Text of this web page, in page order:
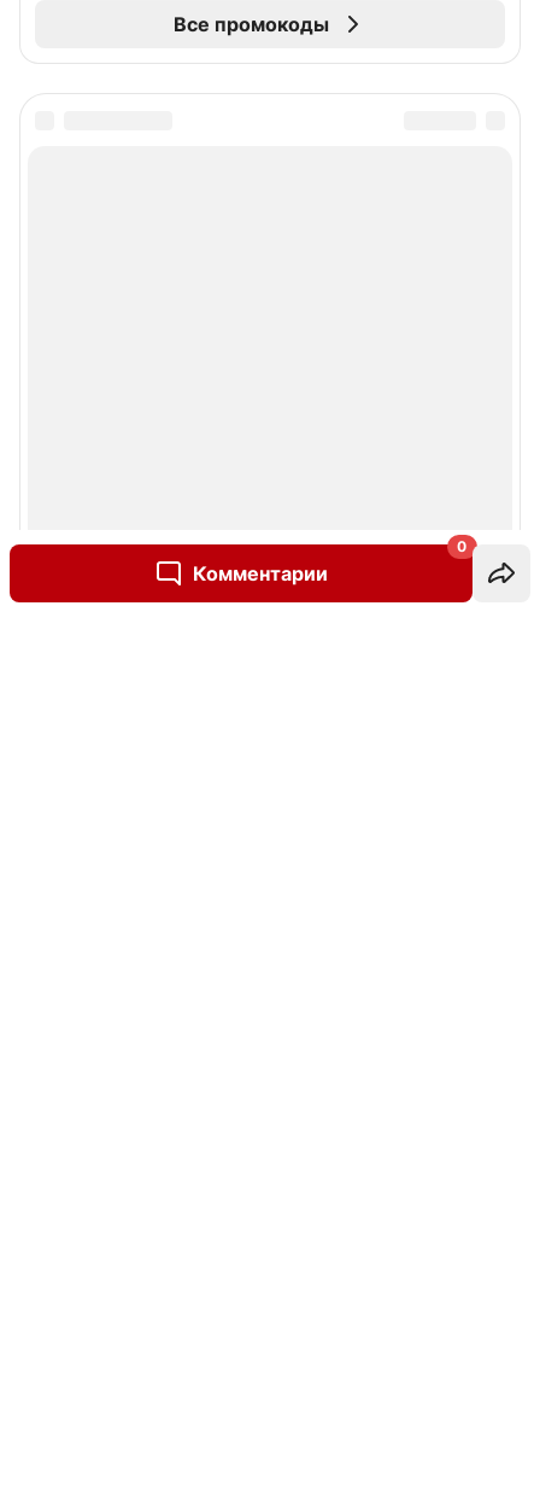
Комментарии
0
Все промокоды